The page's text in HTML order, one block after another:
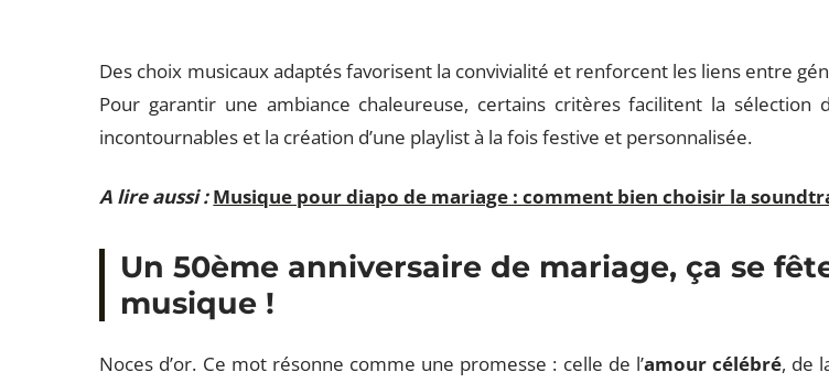
Des choix musicaux adaptés favorisent la convivialité et renforcent les liens entre
Pour garantir une ambiance chaleureuse, certains critères facilitent la sélection
incontournables et la création d’une playlist à la fois festive et personnalisée.
A lire aussi : Musique pour diapo de mariage : comment bien choisir la
Un 50ème anniversaire de mariage, ça se
musique !
Noces d’or. Ce mot résonne comme une promesse : celle de l’amour célébré, de